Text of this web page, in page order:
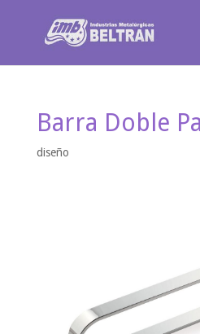
Barra Doble
diseño